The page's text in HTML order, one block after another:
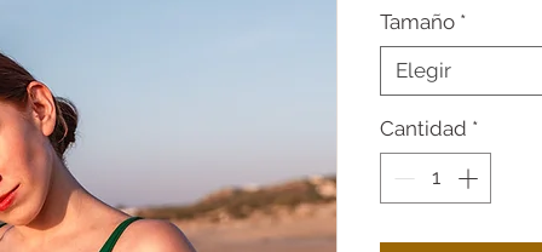
Tamaño *
Elegir
Cantidad *